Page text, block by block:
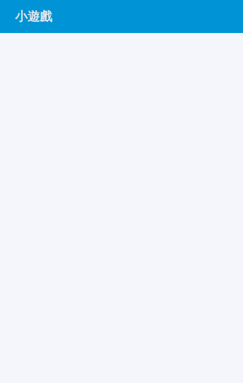
小遊戲